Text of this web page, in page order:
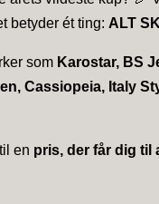
betyder ét ting: ALT
som Karostar, BS
Cassiopeia, Italy
en pris, der får dig til